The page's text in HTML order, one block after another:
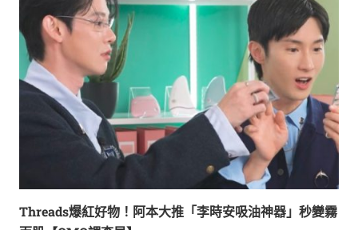
Threads爆紅好物！阿本大推「李時安吸油神器」秒變霧